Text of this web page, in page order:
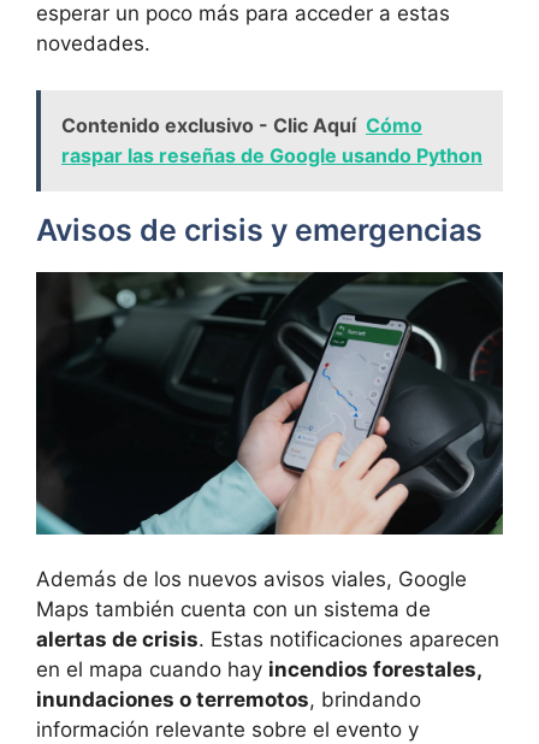
esperar un poco más para acceder a estas
novedades.
Contenido exclusivo - Clic Aquí Cómo
raspar las reseñas de Google usando Python
Avisos de crisis y emergencias
Además de los nuevos avisos viales, Google
Maps también cuenta con un sistema de
alertas de crisis. Estas notificaciones aparecen
en el mapa cuando hay incendios forestales,
inundaciones o terremotos, brindando
información relevante sobre el evento y